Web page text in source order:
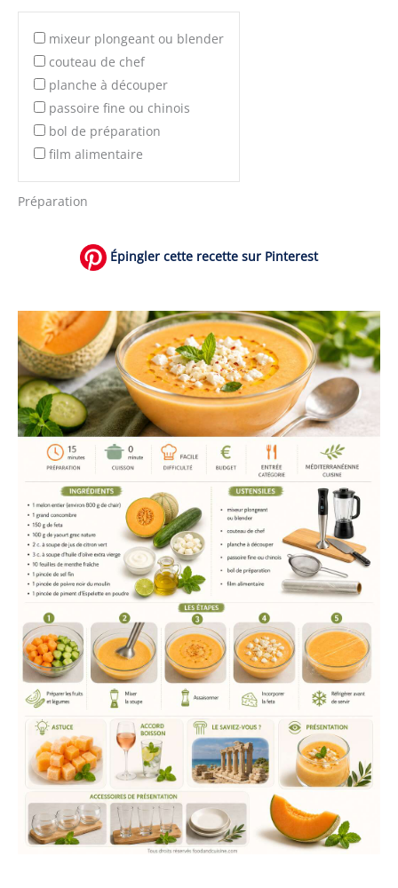
mixeur plongeant ou blender
couteau de chef
planche à découper
passoire fine ou chinois
bol de préparation
film alimentaire
Préparation
Épingler cette recette sur Pinterest